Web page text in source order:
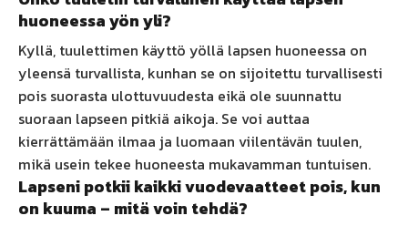
huoneessa yön yli?
Kyllä, tuulettimen käyttö yöllä lapsen huoneessa on
yleensä turvallista, kunhan se on sijoitettu turvallisesti
pois suorasta ulottuvuudesta eikä ole suunnattu
suoraan lapseen pitkiä aikoja. Se voi auttaa
kierrättämään ilmaa ja luomaan viilentävän tuulen,
mikä usein tekee huoneesta mukavamman tuntuisen.
Lapseni potkii kaikki vuodevaatteet pois, kun
on kuuma – mitä voin tehdä?